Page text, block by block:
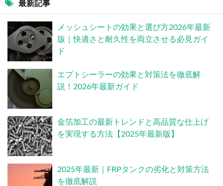
最新記事
メッシュシートの効果と選び方2026年最新
版｜快適さと耐久性を両立させる必見ガイ
ド
エプトシーラーの効果と対策法を徹底解
説！2026年最新ガイド
金箔加工の最新トレンドと高品質な仕上げ
を実現する方法【2025年最新版】
2025年最新｜FRPタンクの劣化と対策方法
を徹底解説